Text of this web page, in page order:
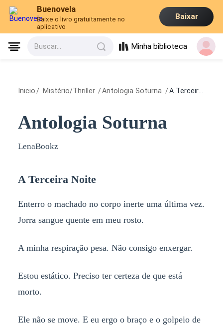
Buenovela
Baixe o livro gratuitamente no
aplicativo
Baixar
Buscar... Minha biblioteca
Inicio / Mistério/Thriller /Antologia Soturna /A Terceira Noite
Antologia Soturna
LenaBookz
A Terceira Noite
Enterro o machado no corpo inerte uma última vez.
Jorra sangue quente em meu rosto.
A minha respiração pesa. Não consigo enxergar.
Estou estático. Preciso ter certeza de que está
morto.
Ele não se move. E eu ergo o braço e o golpeio de